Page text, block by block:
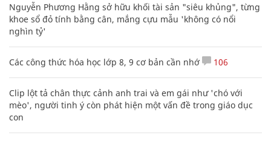
Nguyễn Phương Hằng sở hữu khối tài sản "siêu khủng", từng
khoe sổ đỏ tính bằng cân, mắng cựu mẫu 'không có nổi
nghìn tỷ'
Các công thức hóa học lớp 8, 9 cơ bản cần nhớ 106
Clip lột tả chân thực cảnh anh trai và em gái như 'chó với
mèo', người tinh ý còn phát hiện một vấn đề trong giáo dục
con